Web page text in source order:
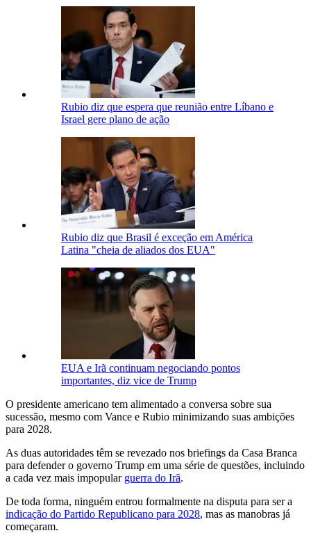
Rubio diz que espera que reunião entre Líbano e
Israel gere plano de ação
Rubio diz que Brasil é exceção em América
Latina "cheia de aliados dos EUA"
EUA e Irã continuam negociando pontos
importantes, diz vice de Trump
O presidente americano tem alimentado a conversa sobre sua
sucessão, mesmo com Vance e Rubio minimizando suas ambições
para 2028.
As duas autoridades têm se revezado nos briefings da Casa Branca
para defender o governo Trump em uma série de questões, incluindo
a cada vez mais impopular guerra do Irã.
De toda forma, ninguém entrou formalmente na disputa para ser a
indicação do Partido Republicano para 2028, mas as manobras já
começaram.